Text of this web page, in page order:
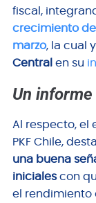
fiscal,
crecimiento
marzo, la cual
Centralen su
Un
Al respecto, el
PKF Chile,
una buena
inicialescon
el rendimiento